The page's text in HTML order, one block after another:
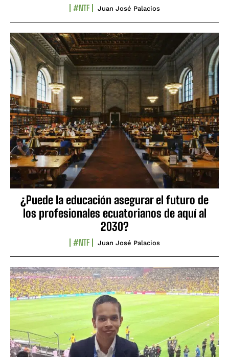
#NTF Juan José Palacios
¿Puede la educación asegurar el futuro de
los profesionales ecuatorianos de aquí al
2030?
#NTF Juan José Palacios